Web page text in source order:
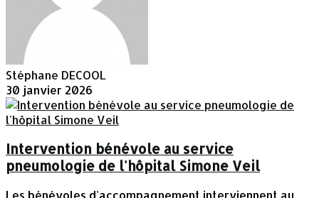
Stéphane DECOOL
30 janvier 2026
Intervention bénévole au service
pneumologie de l'hôpital Simone Veil